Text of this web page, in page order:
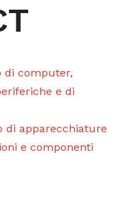
di computer,
e di
di apparecchiature
e componenti